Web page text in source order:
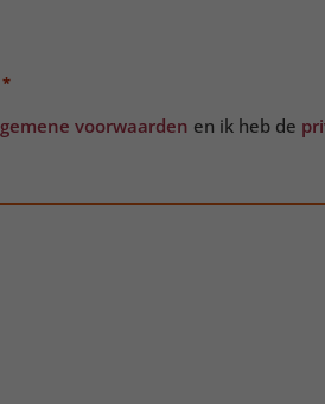
*
voorwaarden en ik heb de